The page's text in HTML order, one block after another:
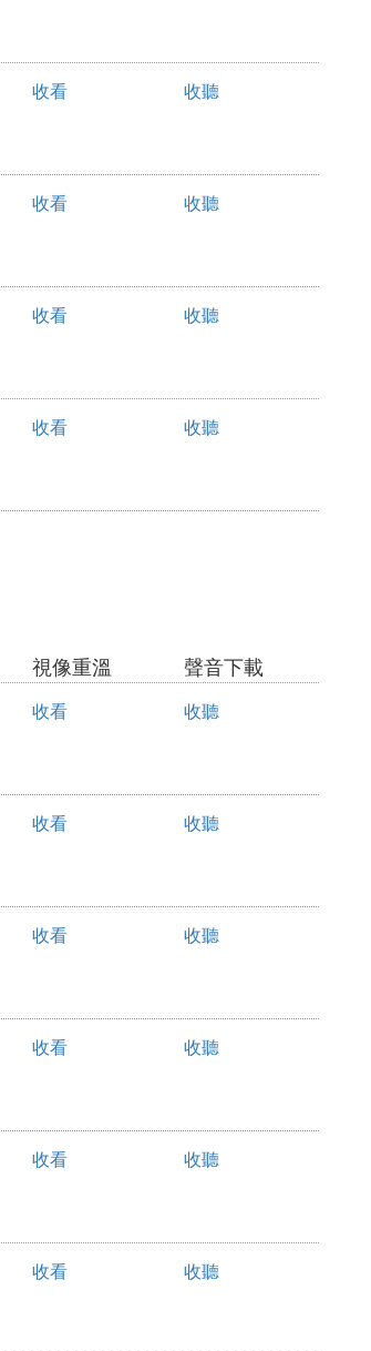
收看 收聽
收看 收聽
收看 收聽
收看 收聽
視像重溫 聲音下載
收看 收聽
收看 收聽
收看 收聽
收看 收聽
收看 收聽
收看 收聽